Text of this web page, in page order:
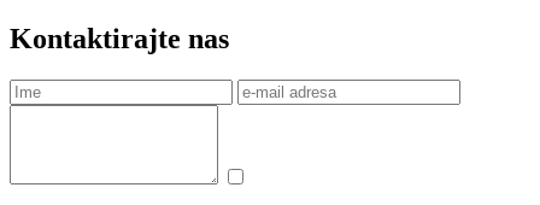
Kontaktirajte nas